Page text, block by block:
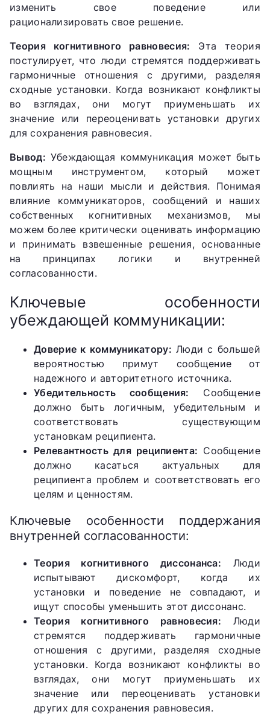
изменить свое поведение или
рационализировать свое решение.
Теория когнитивного равновесия: Эта теория
постулирует, что люди стремятся поддерживать
гармоничные отношения с другими, разделяя
сходные установки. Когда возникают конфликты
во взглядах, они могут приуменьшать их
значение или переоценивать установки других
для сохранения равновесия.
Вывод: Убеждающая коммуникация может быть
мощным инструментом, который может
повлиять на наши мысли и действия. Понимая
влияние коммуникаторов, сообщений и наших
собственных когнитивных механизмов, мы
можем более критически оценивать информацию
и принимать взвешенные решения, основанные
на принципах логики и внутренней
согласованности.
Ключевые особенности
убеждающей коммуникации:
Доверие к коммуникатору: Люди с большей
вероятностью примут сообщение от
надежного и авторитетного источника.
Убедительность сообщения: Сообщение
должно быть логичным, убедительным и
соответствовать существующим
установкам реципиента.
Релевантность для реципиента: Сообщение
должно касаться актуальных для
реципиента проблем и соответствовать его
целям и ценностям.
Ключевые особенности поддержания
внутренней согласованности:
Теория когнитивного диссонанса: Люди
испытывают дискомфорт, когда их
установки и поведение не совпадают, и
ищут способы уменьшить этот диссонанс.
Теория когнитивного равновесия: Люди
стремятся поддерживать гармоничные
отношения с другими, разделяя сходные
установки. Когда возникают конфликты во
взглядах, они могут приуменьшать их
значение или переоценивать установки
других для сохранения равновесия.